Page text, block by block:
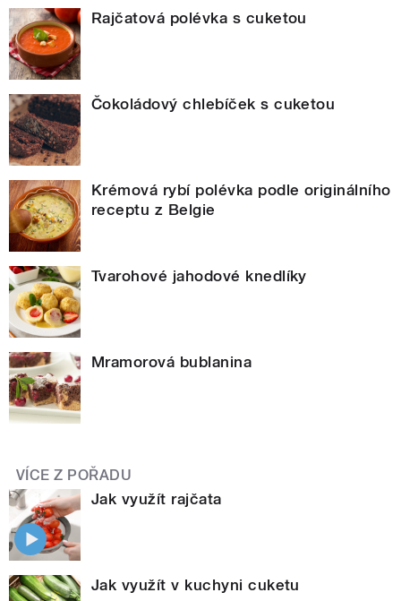
Rajčatová polévka s cuketou
Čokoládový chlebíček s cuketou
Krémová rybí polévka podle originálního
receptu z Belgie
Tvarohové jahodové knedlíky
Mramorová bublanina
VÍCE Z POŘADU
Jak využít rajčata
Jak využít v kuchyni cuketu